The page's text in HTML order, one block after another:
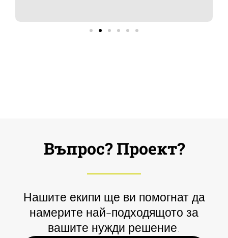
Въпрос? Проект?
Нашите екипи ще ви помогнат да
намерите най-подходящото за
вашите нужди решение.